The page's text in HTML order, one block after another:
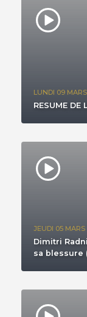
LUNDI 09
RESUME DE
JEUDI 05
Dimitri
sa blessure